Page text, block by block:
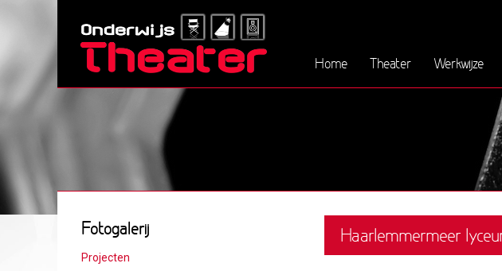
Home Theater Werkwijze
Fotogalerij
Projecten
Haarlemmermeer